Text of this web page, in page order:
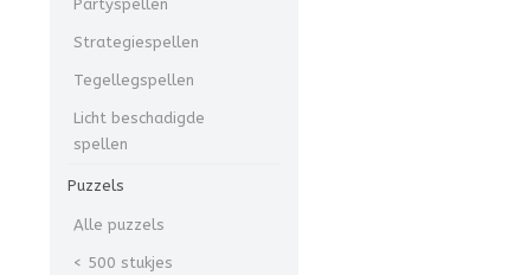
Partyspellen
Strategiespellen
Tegellegspellen
Licht beschadigde
spellen
Puzzels
Alle puzzels
< 500 stukjes